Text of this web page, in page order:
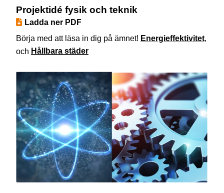
Projektidé fysik och teknik
Ladda ner PDF
Börja med att läsa in dig på ämnet! Energieffektivitet,
och Hållbara städer